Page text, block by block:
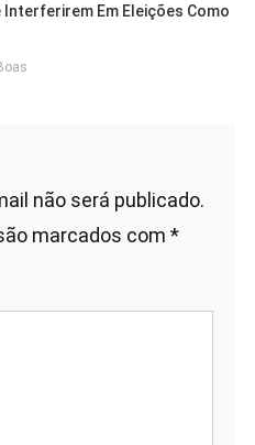
Em Eleições Como
não será publicado.
marcados com *